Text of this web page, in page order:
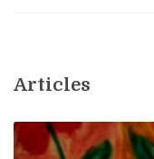
Articles